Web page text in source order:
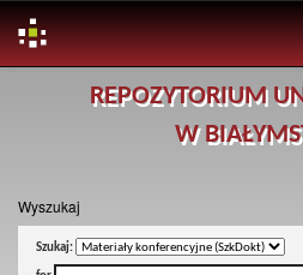
REPOZYTORIUM
W
Wyszukaj
Szukaj: